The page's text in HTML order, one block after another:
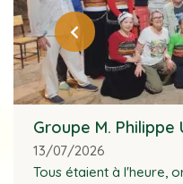
Groupe M. Philippe
13/07/2026
Tous étaient à l'heure,